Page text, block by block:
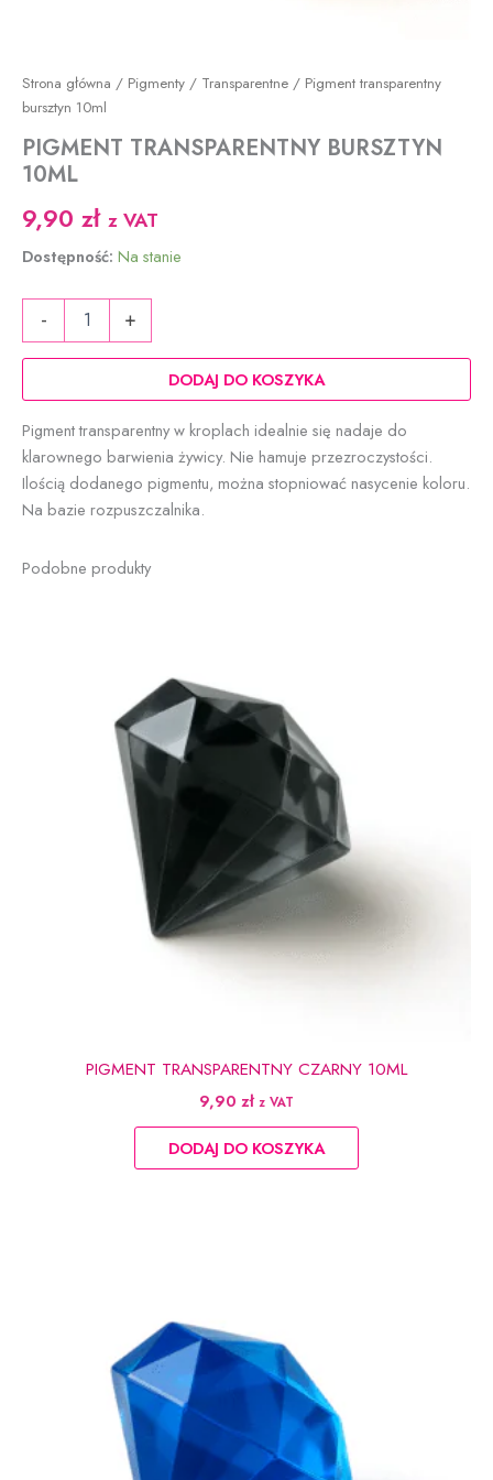
Strona główna / Pigmenty / Transparentne / Pigment transparentny
bursztyn 10ml
PIGMENT TRANSPARENTNY BURSZTYN
10ML
9,90 zł z VAT
Dostępność: Na stanie
-
Pigment
10ml
+
DODAJ DO KOSZYKA
Pigment transparentny w kroplach idealnie się nadaje do
klarownego barwienia żywicy. Nie hamuje przezroczystości.
Ilością dodanego pigmentu, można stopniować nasycenie koloru.
Na bazie rozpuszczalnika.
Podobne produkty
PIGMENT TRANSPARENTNY CZARNY 10ML
9,90 zł z VAT
DODAJ DO KOSZYKA